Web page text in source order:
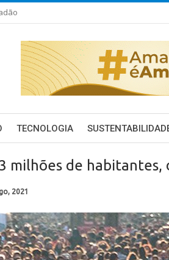
TECNOLOGIA
milhões de habitantes,
2021